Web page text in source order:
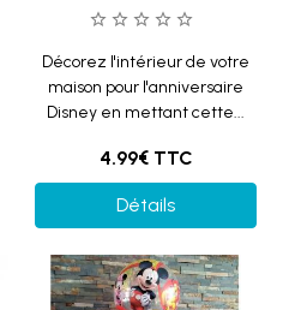
Décorez l'intérieur de votre
maison pour l'anniversaire
Disney en mettant cette...
4.99€ TTC
Détails